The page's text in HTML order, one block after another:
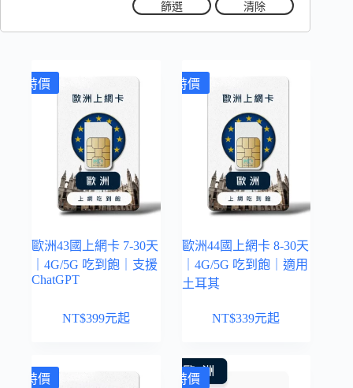
篩選 清除
特價
歐洲43國上網卡 7-30天
｜4G/5G 吃到飽｜支援
ChatGPT
NT$399元起
特價
歐洲44國上網卡 8-30天
｜4G/5G 吃到飽｜適用
土耳其
NT$339元起
特價 特價